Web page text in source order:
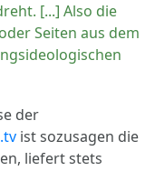
[...] Also die
Seiten aus dem
der
ist sozusagen die
liefert stets